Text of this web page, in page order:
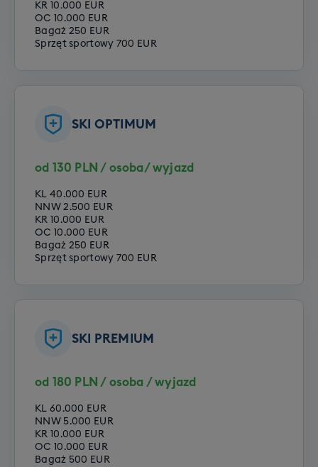
Poziom średniozaawansowany
Poziom zaawansowany
Opcje do wyboru:
Szkolenie narciarskie
Szkolenie snowboardowe
KR 10.000 EUR
OC 10.000 EUR
Bagaż 250 EUR
Sprzęt sportowy 700 EUR
SKI OPTIMUM
od 130 PLN / osoba/ wyjazd
KL 40.000 EUR
NNW 2.500 EUR
KR 10.000 EUR
OC 10.000 EUR
Bagaż 250 EUR
Sprzęt sportowy 700 EUR
SKI PREMIUM
od 180 PLN / osoba / wyjazd
KL 60.000 EUR
NNW 5.000 EUR
KR 10.000 EUR
OC 10.000 EUR
Bagaż 500 EUR